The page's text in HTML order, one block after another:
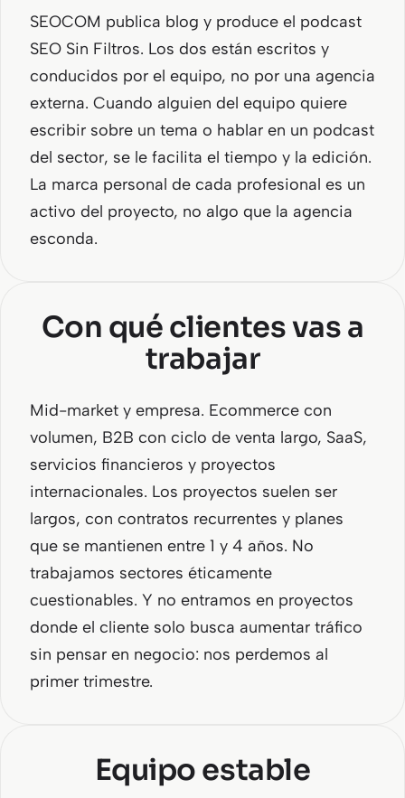
SEOCOM publica blog y produce el podcast
SEO Sin Filtros. Los dos están escritos y
conducidos por el equipo, no por una agencia
externa. Cuando alguien del equipo quiere
escribir sobre un tema o hablar en un podcast
del sector, se le facilita el tiempo y la edición.
La marca personal de cada profesional es un
activo del proyecto, no algo que la agencia
esconda.
Con qué clientes vas a
trabajar
Mid-market y empresa. Ecommerce con
volumen, B2B con ciclo de venta largo, SaaS,
servicios financieros y proyectos
internacionales. Los proyectos suelen ser
largos, con contratos recurrentes y planes
que se mantienen entre 1 y 4 años. No
trabajamos sectores éticamente
cuestionables. Y no entramos en proyectos
donde el cliente solo busca aumentar tráfico
sin pensar en negocio: nos perdemos al
primer trimestre.
Equipo estable